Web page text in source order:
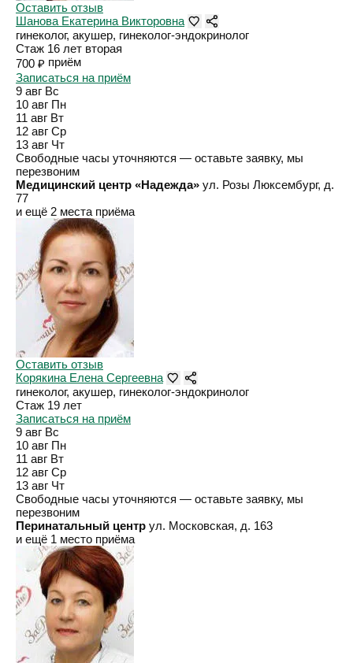
Оставить отзыв
Шанова Екатерина Викторовна
гинеколог, акушер, гинеколог-эндокринолог
Стаж 16 лет вторая
700 ₽ приём
Записаться на приём
9 авг Вс
10 авг Пн
11 авг Вт
12 авг Ср
13 авг Чт
Свободные часы уточняются — оставьте заявку, мы
перезвоним
Медицинский центр «Надежда» ул. Розы Люксембург, д.
77
и ещё 2 места приёма
Оставить отзыв
Корякина Елена Сергеевна
гинеколог, акушер, гинеколог-эндокринолог
Стаж 19 лет
Записаться на приём
9 авг Вс
10 авг Пн
11 авг Вт
12 авг Ср
13 авг Чт
Свободные часы уточняются — оставьте заявку, мы
перезвоним
Перинатальный центр ул. Московская, д. 163
и ещё 1 место приёма